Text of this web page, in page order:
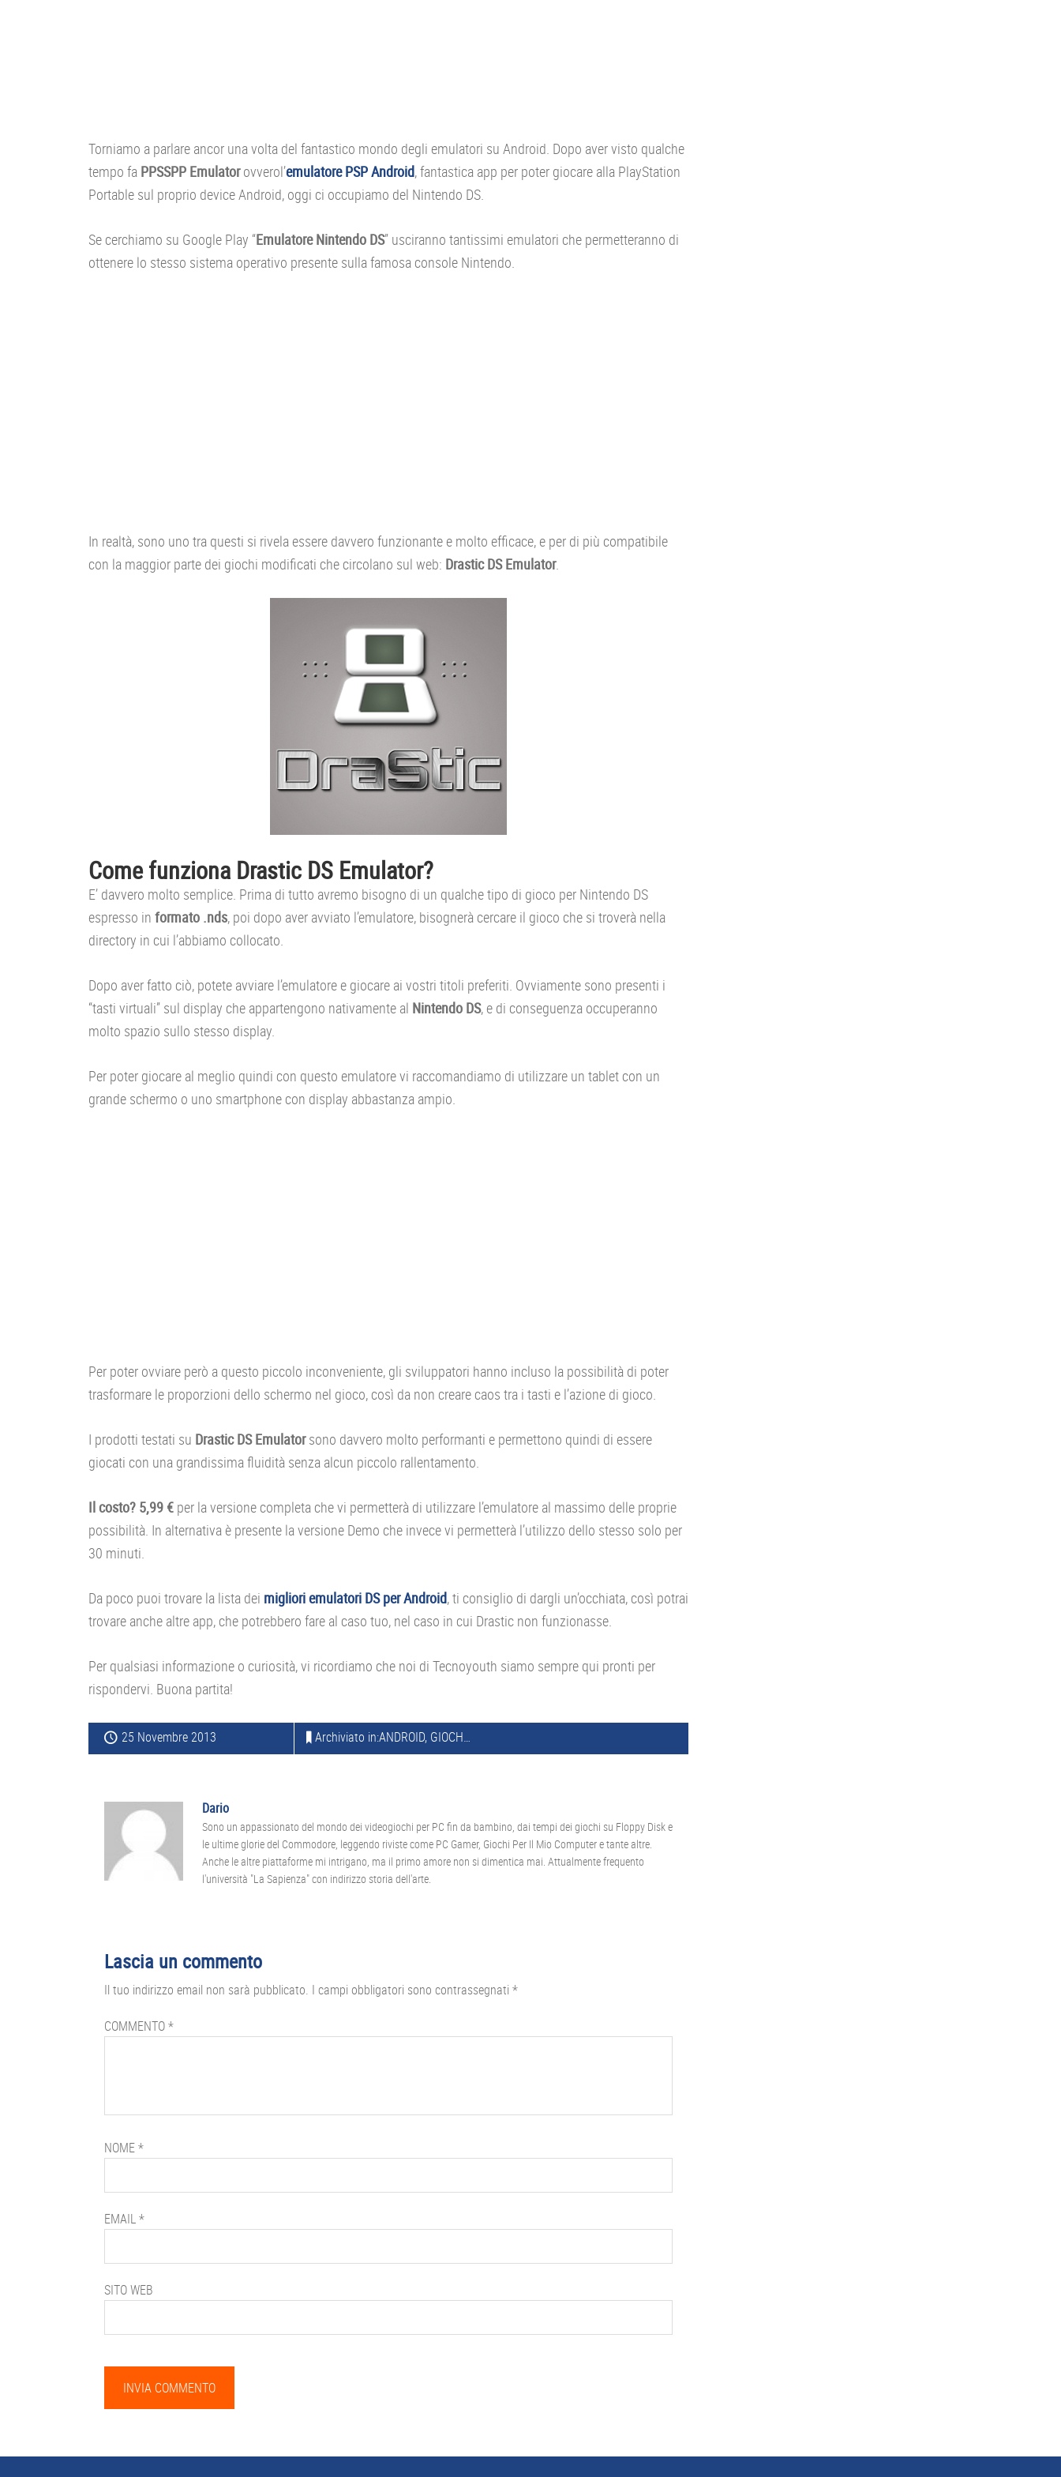
Torniamo a parlare ancor una volta del fantastico mondo degli emulatori su Android. Dopo aver visto qualche
tempo fa PPSSPP Emulatorovverol’emulatore PSP Android, fantastica app per poter giocare alla PlayStation
Portable sul proprio device Android, oggi ci occupiamo del Nintendo DS.
Se cerchiamo su Google Play “Emulatore Nintendo DS” usciranno tantissimi emulatori che permetteranno di
ottenere lo stesso sistema operativo presente sulla famosa console Nintendo.
In realtà, sono uno tra questi si rivela essere davvero funzionante e molto efficace, e per di più compatibile
con la maggior parte dei giochi modificati che circolano sul web: Drastic DS Emulator.
Come funziona Drastic DS Emulator?
E’ davvero molto semplice. Prima di tutto avremo bisogno di un qualche tipo di gioco per Nintendo DS
espresso in formato .nds, poi dopo aver avviato l’emulatore, bisognerà cercare il gioco che si troverà nella
directory in cui l’abbiamo collocato.
Dopo aver fatto ciò, potete avviare l’emulatore e giocare ai vostri titoli preferiti. Ovviamente sono presenti i
“tasti virtuali” sul display che appartengono nativamente al Nintendo DS, e di conseguenza occuperanno
molto spazio sullo stesso display.
Per poter giocare al meglio quindi con questo emulatore vi raccomandiamo di utilizzare un tablet con un
grande schermo o uno smartphone con display abbastanza ampio.
Per poter ovviare però a questo piccolo inconveniente, gli sviluppatori hanno incluso la possibilità di poter
trasformare le proporzioni dello schermo nel gioco, così da non creare caos tra i tasti e l’azione di gioco.
I prodotti testati su Drastic DS Emulatorsono davvero molto performanti e permettono quindi di essere
giocati con una grandissima fluidità senza alcun piccolo rallentamento.
Il costo? 5,99 € per la versione completa che vi permetterà di utilizzare l’emulatore al massimo delle proprie
possibilità. In alternativa è presente la versione Demo che invece vi permetterà l’utilizzo dello stesso solo per
30 minuti.
Da poco puoi trovare la lista dei migliori emulatori DS per Android, ti consiglio di dargli un’occhiata, così potrai
trovare anche altre app, che potrebbero fare al caso tuo, nel caso in cui Drastic non funzionasse.
Per qualsiasi informazione o curiosità, vi ricordiamo che noi di Tecnoyouth siamo sempre qui pronti per
rispondervi. Buona partita!
25 Novembre 2013 Archiviato in:ANDROID, GIOCHI ,
Dario
Sono un appassionato del mondo dei videogiochi per PC fin da bambino, dai tempi dei giochi su Floppy Disk e
le ultime glorie del Commodore, leggendo riviste come PC Gamer, Giochi Per Il Mio Computer e tante altre.
Anche le altre piattaforme mi intrigano, ma il primo amore non si dimentica mai. Attualmente frequento
l'università "La Sapienza" con indirizzo storia dell'arte.
Interazioni
del
lettore
Lascia un commento
Il tuo indirizzo email non sarà pubblicato. I campi obbligatori sono contrassegnati *
COMMENTO*
NOME*
EMAIL*
SITO WEB